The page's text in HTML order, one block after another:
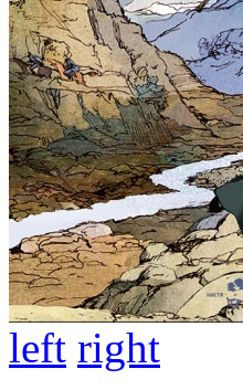
left right